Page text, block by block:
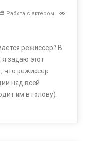
Работа с актером
режиссер? В
я задаю этот
что режиссер
над всей
им в голову).